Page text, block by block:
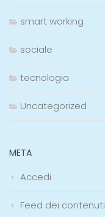
smart working
sociale
tecnologia
Uncategorized
META
Accedi
Feed dei contenuti